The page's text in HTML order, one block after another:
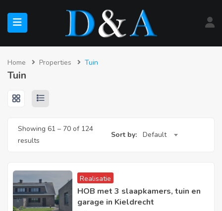
(Te Koop)
Home Properties Tuin
Tuin
Showing 61 – 70 of 124
results
Sort by: Default
Realisatie
HOB met 3 slaapkamers, tuin en
garage in Kieldrecht